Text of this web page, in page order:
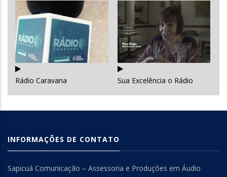
Rádio Caravana Sua Excelência o Rádio
INFORMAÇÕES DE CONTATO
Sapicuá Comunicação – Assessoria e Produções em Áudio